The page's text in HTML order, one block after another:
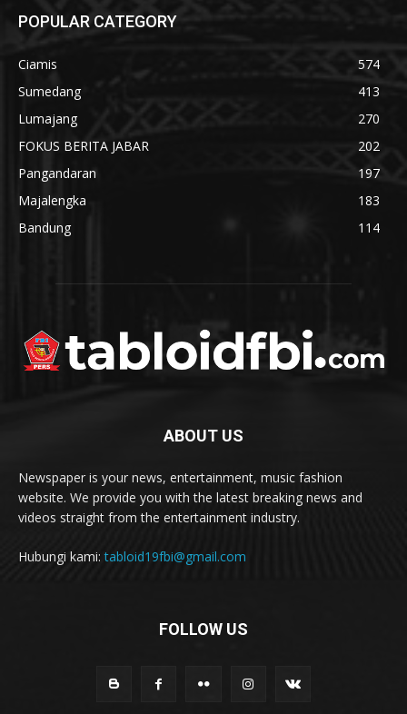
POPULAR CATEGORY
Ciamis
574
Sumedang
413
Lumajang
270
FOKUS BERITA JABAR
202
Pangandaran
197
Majalengka
183
Bandung
114
ABOUT US
Newspaper is your news, entertainment, music fashion
website. We provide you with the latest breaking news and
videos straight from the entertainment industry.
Hubungi kami:tabloid19fbi@gmail.com
FOLLOW US